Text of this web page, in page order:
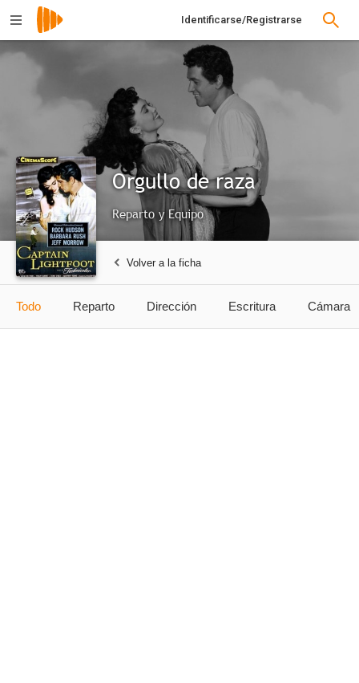
Identificarse/Registrarse
Orgullo de raza
Reparto y Equipo
Volver a la ficha
Todo Reparto Dirección Escritura Cámara